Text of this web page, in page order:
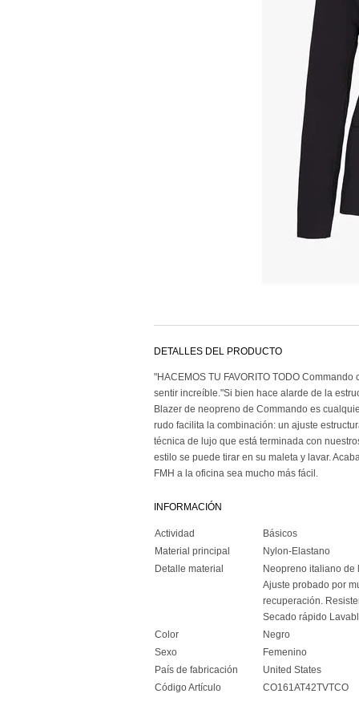
DETALLES DEL PRODUCTO
"HACEMOS TU FAVORITO TODO
sentir increíble."Si bien hace alarde de la
Blazer de neopreno de Commando es
rudo facilita la combinación: un ajuste
técnica de lujo que está terminada con
estilo se puede tirar en su maleta y lavar.
FMH a la oficina sea mucho más fácil.
INFORMACIÓN
Actividad
Básicos
Material principal
Nylon-Elastano
Detalle material
Neopreno italiano de
Ajuste probado por
recuperación.
Secado rápido
Color
Negro
Sexo
Femenino
País de fabricación
United States
Código Artículo
CO161AT42TVTCO